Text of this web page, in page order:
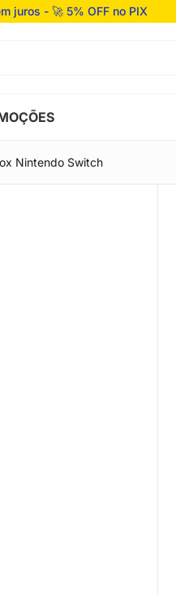
juros - 🚀 5% OFF no PIX
Nintendo Switch